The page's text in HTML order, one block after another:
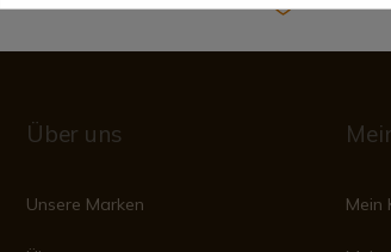
Über uns
Unsere Marken Mein